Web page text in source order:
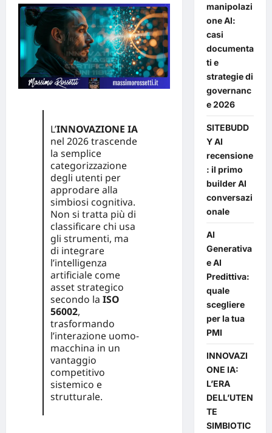
L’INNOVAZIONE IA
nel 2026 trascende
la semplice
categorizzazione
degli utenti per
approdare alla
simbiosi cognitiva.
Non si tratta più di
classificare chi usa
gli strumenti, ma
di integrare
l’intelligenza
artificiale come
asset strategico
secondo la ISO
56002,
trasformando
l’interazione uomo-
macchina in un
vantaggio
competitivo
sistemico e
strutturale.
manipolazi
one AI:
casi
documenta
ti e
strategie di
governanc
e 2026
SITEBUDD
Y AI
recensione
: il primo
builder AI
conversazi
onale
AI
Generativa
e AI
Predittiva:
quale
scegliere
per la tua
PMI
INNOVAZI
ONE IA:
L’ERA
DELL’UTEN
TE
SIMBIOTIC